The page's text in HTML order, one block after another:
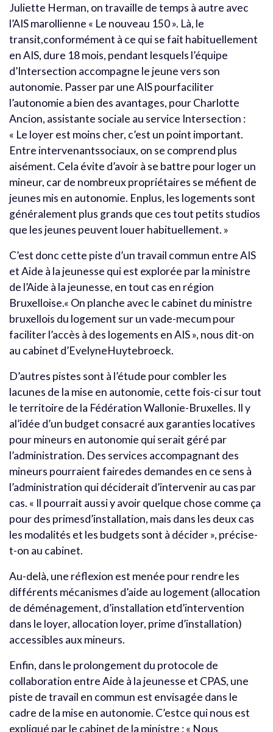
Juliette Herman, on travaille de temps à autre avec
l’AIS marollienne « Le nouveau 150 ». Là, le
transit,conformément à ce qui se fait habituellement
en AIS, dure 18 mois, pendant lesquels l’équipe
d’Intersection accompagne le jeune vers son
autonomie. Passer par une AIS pourfaciliter
l’autonomie a bien des avantages, pour Charlotte
Ancion, assistante sociale au service Intersection :
« Le loyer est moins cher, c’est un point important.
Entre intervenantssociaux, on se comprend plus
aisément. Cela évite d’avoir à se battre pour loger un
mineur, car de nombreux propriétaires se méfient de
jeunes mis en autonomie. Enplus, les logements sont
généralement plus grands que ces tout petits studios
que les jeunes peuvent louer habituellement. »
C’est donc cette piste d’un travail commun entre AIS
et Aide à la jeunesse qui est explorée par la ministre
de l’Aide à la jeunesse, en tout cas en région
Bruxelloise.« On planche avec le cabinet du ministre
bruxellois du logement sur un vade-mecum pour
faciliter l’accès à des logements en AIS », nous dit-on
au cabinet d’EvelyneHuytebroeck.
D’autres pistes sont à l’étude pour combler les
lacunes de la mise en autonomie, cette fois-ci sur tout
le territoire de la Fédération Wallonie-Bruxelles. Il y
al’idée d’un budget consacré aux garanties locatives
pour mineurs en autonomie qui serait géré par
l’administration. Des services accompagnant des
mineurs pourraient fairedes demandes en ce sens à
l’administration qui déciderait d’intervenir au cas par
cas. « Il pourrait aussi y avoir quelque chose comme ça
pour des primesd’installation, mais dans les deux cas
les modalités et les budgets sont à décider », précise-
t-on au cabinet.
Au-delà, une réflexion est menée pour rendre les
différents mécanismes d’aide au logement (allocation
de déménagement, d’installation etd’intervention
dans le loyer, allocation loyer, prime d’installation)
accessibles aux mineurs.
Enfin, dans le prolongement du protocole de
collaboration entre Aide à la jeunesse et CPAS, une
piste de travail en commun est envisagée dans le
cadre de la mise en autonomie. C’estce qui nous est
expliqué par le cabinet de la ministre : « Nous